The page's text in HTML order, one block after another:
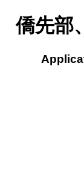
僑先部